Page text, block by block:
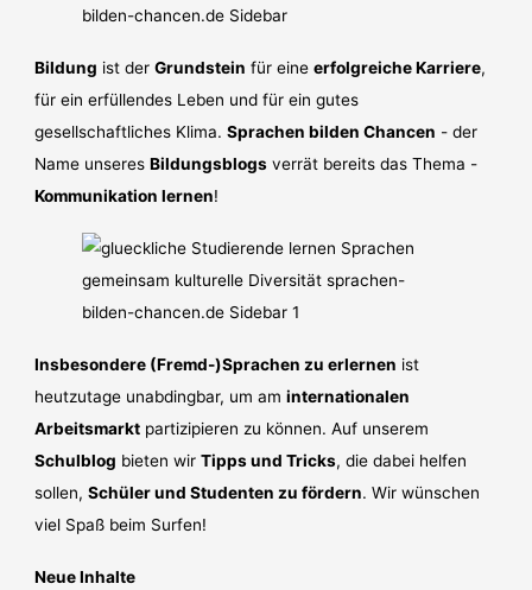
Bildung ist derGrundstein für eineerfolgreiche Karriere,
für ein erfüllendes Leben und für ein gutes
gesellschaftliches Klima.Sprachen bilden Chancen - der
Name unseresBildungsblogs verrät bereits das Thema -
Kommunikation lernen!
Insbesondere (Fremd-)Sprachen zu erlernen ist
heutzutage unabdingbar, um aminternationalen
Arbeitsmarkt partizipieren zu können. Auf unserem
Schulblog bieten wirTipps und Tricks, die dabei helfen
sollen,Schüler und Studenten zu fördern. Wir wünschen
viel Spaß beim Surfen!
Neue Inhalte